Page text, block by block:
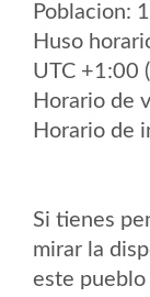
Poblacion:
Huso
UTC +1:00
Horario de
Horario de
Si tienes
mirar la
este pueblo